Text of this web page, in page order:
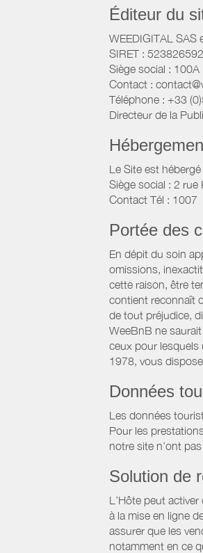
Éditeur du
WEEDIGITAL SAS
SIRET :
Siège social :
Contact :
Téléphone : +33
Directeur de la
Le Site est
Siège social : 2
Contact Tél : 1007
Portée des
En dépit du soin
omissions,
cette raison, être
contient reconnaît
de tout préjudice,
WeeBnB ne
ceux pour lesquels
1978, vous
Données
Les données
Pour les
notre site n’ont
Solution de
L’Hôte peut
à la mise en ligne
assurer que les
notamment en ce